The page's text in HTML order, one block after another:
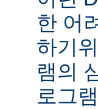
한 어
하기
램의
로그